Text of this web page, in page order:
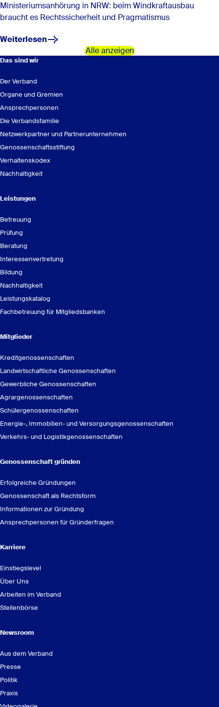
Ministeriumsanhörung in NRW: beim Windkraftausbau
braucht es Rechtssicherheit und Pragmatismus
Weiterlesen
Alle anzeigen
Das sind wir
Der Verband
Organe und Gremien
Ansprechpersonen
Die Verbandsfamilie
Netzwerkpartner und Partnerunternehmen
Genossenschaftsstiftung
Verhaltenskodex
Nachhaltigkeit
Leistungen
Betreuung
Prüfung
Beratung
Interessenvertretung
Bildung
Nachhaltigkeit
Leistungskatalog
Fachbetreuung für Mitgliedsbanken
Mitglieder
Kreditgenossenschaften
Landwirtschaftliche Genossenschaften
Gewerbliche Genossenschaften
Agrargenossenschaften
Schülergenossenschaften
Energie-, Immobilien- und Versorgungsgenossenschaften
Verkehrs- und Logistikgenossenschaften
Genossenschaft gründen
Erfolgreiche Gründungen
Genossenschaft als Rechtsform
Informationen zur Gründung
Ansprechpersonen für Gründerfragen
Karriere
Einstiegslevel
Über Uns
Arbeiten im Verband
Stellenbörse
Newsroom
Aus dem Verband
Presse
Politik
Praxis